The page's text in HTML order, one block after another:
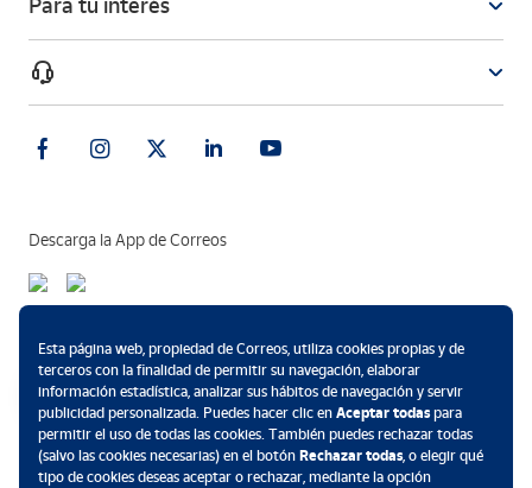
Para tu interés
Descarga la App de Correos
Esta página web, propiedad de Correos, utiliza cookies propias y de
terceros con la finalidad de permitir su navegación, elaborar
información estadística, analizar sus hábitos de navegación y servir
publicidad personalizada. Puedes hacer clic en Aceptar todaspara
permitir el uso de todas las cookies. También puedes rechazar todas
(salvo las cookies necesarias) en el botón Rechazar todas, o elegir qué
tipo de cookies deseas aceptar o rechazar, mediante la opción